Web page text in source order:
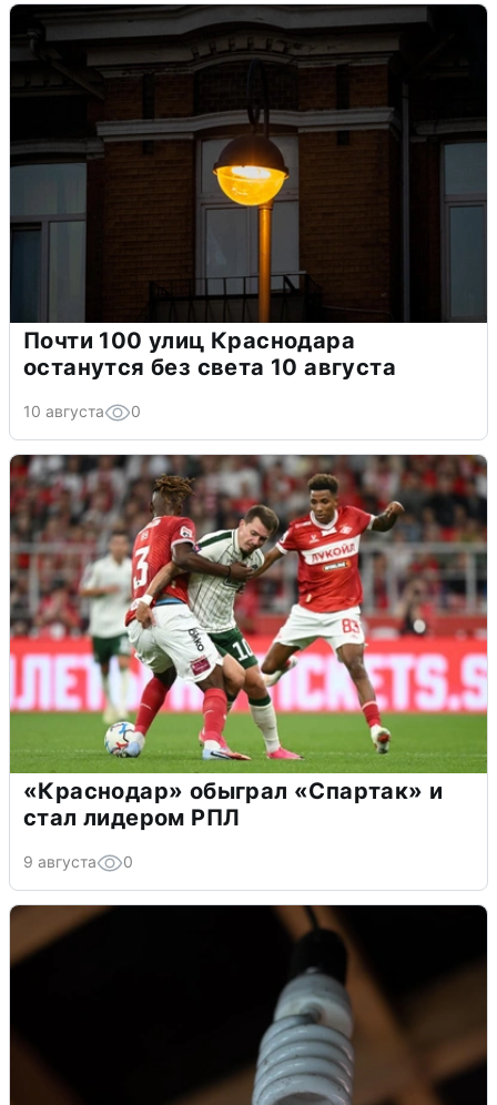
Почти 100 улиц Краснодара
останутся без света 10 августа
10 августа 0
«Краснодар» обыграл «Спартак» и
стал лидером РПЛ
9 августа 0